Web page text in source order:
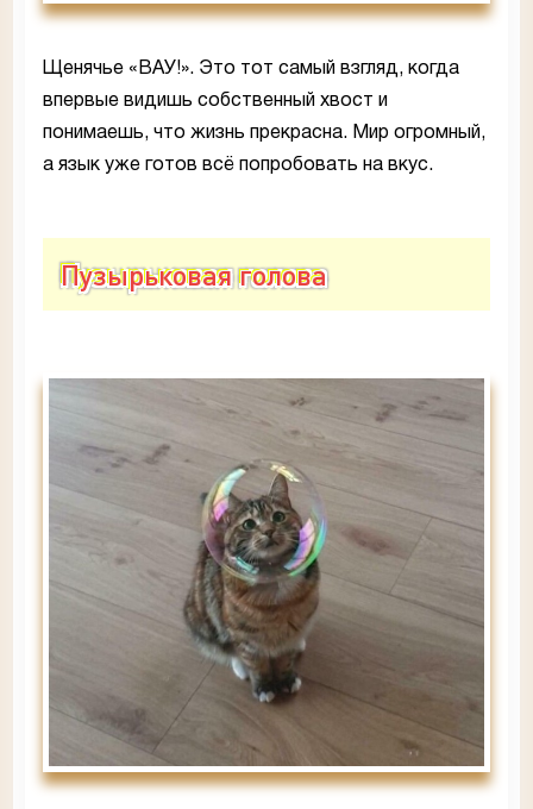
Щенячье «ВАУ!». Это тот самый взгляд, когда
впервые видишь собственный хвост и
понимаешь, что жизнь прекрасна. Мир огромный,
а язык уже готов всё попробовать на вкус.
Пузырьковая голова